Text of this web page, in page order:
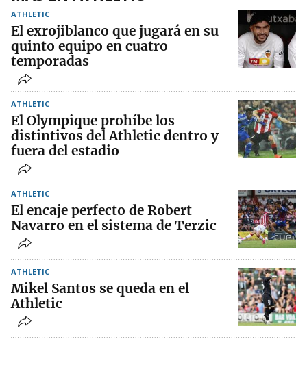
ATHLETIC
El exrojiblanco que jugará en su
quinto equipo en cuatro
temporadas
ATHLETIC
El Olympique prohíbe los
distintivos del Athletic dentro y
fuera del estadio
ATHLETIC
El encaje perfecto de Robert
Navarro en el sistema de Terzic
ATHLETIC
Mikel Santos se queda en el
Athletic